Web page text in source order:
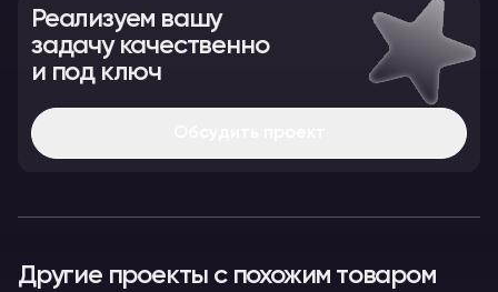
Реализуем вашу
задачу качественно
и под ключ
Другие проекты с похожим товаром